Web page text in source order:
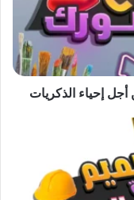
إحياء الذكريات